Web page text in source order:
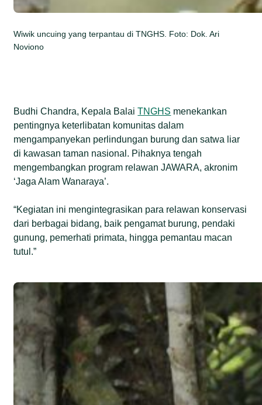
Wiwik uncuing yang terpantau di TNGHS. Foto: Dok. Ari
Noviono
Budhi Chandra, Kepala BalaiTNGHS menekankan
pentingnya keterlibatan komunitas dalam
mengampanyekan perlindungan burung dan satwa liar
di kawasan taman nasional. Pihaknya tengah
mengembangkan program relawan JAWARA, akronim
‘Jaga Alam Wanaraya’.
“Kegiatan ini mengintegrasikan para relawan konservasi
dari berbagai bidang, baik pengamat burung, pendaki
gunung, pemerhati primata, hingga pemantau macan
tutul.”